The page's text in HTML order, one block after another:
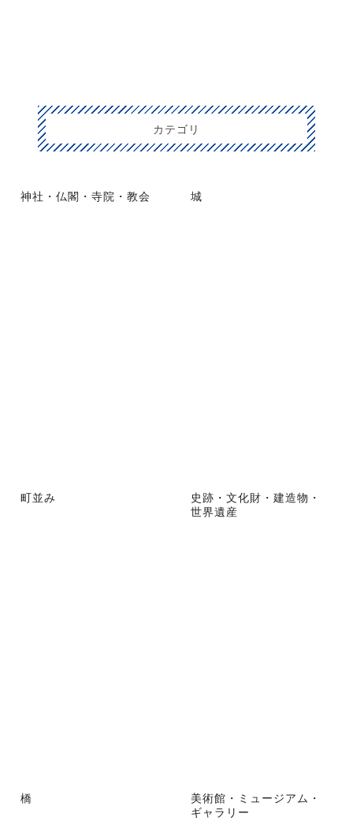
カテゴリ
神社・仏閣・寺院・教会 城
町並み
史跡・文化財・建造物・
世界遺産
橋
美術館・ミュージアム・
ギャラリー